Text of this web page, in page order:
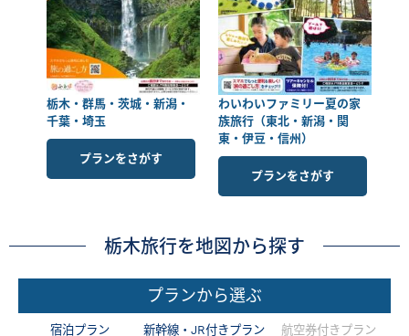
栃木・群馬・茨城・新潟・
千葉・埼玉
プランをさがす
わいわいファミリー夏の家
族旅行（東北・新潟・関
東・伊豆・信州）
プランをさがす
栃木旅行を地図から探す
プランから選ぶ
宿泊プラン 新幹線・JR付きプラン 航空券付きプラン